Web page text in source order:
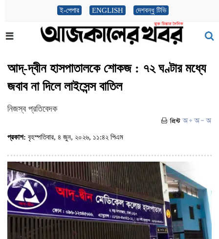
ই-পেপার ENGLISH দেশবন্ধু টিভি
আদ্-দ্বীন হাসপাতালকে শোকজ : ৭২ ঘণ্টার মধ্যে
জবাব না দিলে লাইসেন্স বাতিল
নিজস্ব প্রতিবেদক
প্রকাশ: বৃহস্পতিবার, ৪ জুন, ২০২৬, ১১:৪২ পিএম